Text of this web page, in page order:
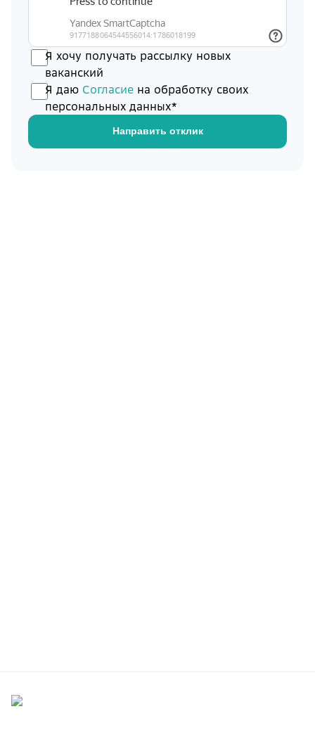
Я хочу получать рассылку новых
ваканский
Я даю Cогласие на обработку своих
персональных данных*
Направить отклик